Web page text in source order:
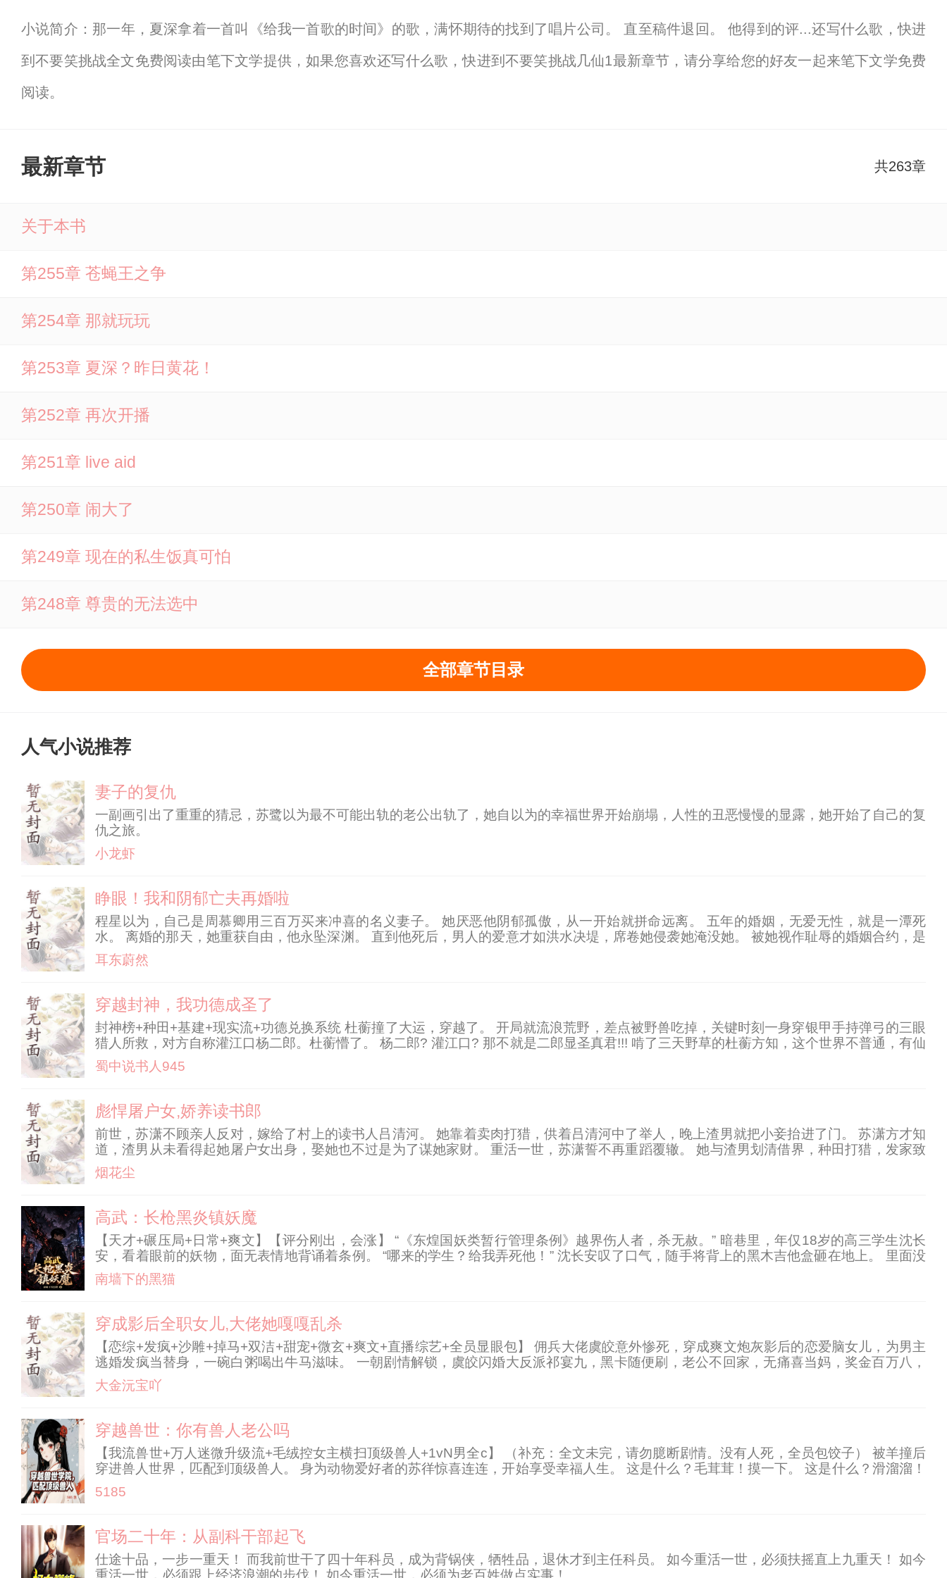
小说简介：那一年，夏深拿着一首叫《给我一首歌的时间》的歌，满怀期待的找到了唱片公司。 直至稿件退回。 他得到的评...还写什么歌，快进
到不要笑挑战全文免费阅读由笔下文学提供，如果您喜欢还写什么歌，快进到不要笑挑战几仙1最新章节，请分享给您的好友一起来笔下文学免费
阅读。
最新章节 共263章
关于本书
第255章 苍蝇王之争
第254章 那就玩玩
第253章 夏深？昨日黄花！
第252章 再次开播
第251章 live aid
第250章 闹大了
第249章 现在的私生饭真可怕
第248章 尊贵的无法选中
全部章节目录
人气小说推荐
妻子的复仇
一副画引出了重重的猜忌，苏鹭以为最不可能出轨的老公出轨了，她自以为的幸福世界开始崩塌，人性的丑恶慢慢的显露，她开始了自己的复
仇之旅。
小龙虾
睁眼！我和阴郁亡夫再婚啦
程星以为，自己是周慕卿用三百万买来冲喜的名义妻子。 她厌恶他阴郁孤傲，从一开始就拼命远离。 五年的婚姻，无爱无性，就是一潭死
水。 离婚的那天，她重获自由，他永坠深渊。 直到他死后，男人的爱意才如洪水决堤，席卷她侵袭她淹没她。 被她视作耻辱的婚姻合约，是
他唯一拿出手的爱慕。 重生回到五年前，她直接在结婚协议上加了个零。 她要救妹妹，要实现梦想，还有……救周慕卿的命，三千万不算
贵。 有人骂她自甘下贱
耳东蔚然
穿越封神，我功德成圣了
封神榜+种田+基建+现实流+功德兑换系统 杜蘅撞了大运，穿越了。 开局就流浪荒野，差点被野兽吃掉，关键时刻一身穿银甲手持弹弓的三眼
猎人所救，对方自称灌江口杨二郎。杜蘅懵了。 杨二郎? 灌江口? 那不就是二郎显圣真君!!! 啃了三天野草的杜蘅方知，这个世界不普通，有仙
神有妖魔，正值封神大战时期，凤鸣岐山，西岐崛起，商周国运衰落。 圣人以封神榜定气运，阐教截教斗法不断，天下大争之时，谁也不曾
落目于那小
蜀中说书人945
彪悍屠户女,娇养读书郎
前世，苏潇不顾亲人反对，嫁给了村上的读书人吕清河。 她靠着卖肉打猎，供着吕清河中了举人，晚上渣男就把小妾抬进了门。 苏潇方才知
道，渣男从未看得起她屠户女出身，娶她也不过是为了谋她家财。 重活一世，苏潇誓不再重蹈覆辙。 她与渣男划清借界，种田打猎，发家致
富，成为府城第一女富商。 前世欠袁相柳诸多恩情，苏潇在搞事业的同时只想顺便报个恩，不想却惹上情债。 说好再也不惹读书人，却还是
供着袁相柳一路从童生到
烟花尘
高武：长枪黑炎镇妖魔
【天才+碾压局+日常+爽文】【评分刚出，会涨】 “《东煌国妖类暂行管理条例》越界伤人者，杀无赦。” 暗巷里，年仅18岁的高三学生沈长
安，看着眼前的妖物，面无表情地背诵着条例。 “哪来的学生？给我弄死他！” 沈长安叹了口气，随手将背上的黑木吉他盒砸在地上。 里面没
有吉他，只有一杆重达百斤的漆黑双截枪。 什么省城天骄？什么千年大妖？什么滔天大魔？ 既然这长夜妖魔横行，规矩崩坏。 那我沈长安，
就以镇夜司
南墙下的黑猫
穿成影后全职女儿,大佬她嘎嘎乱杀
【恋综+发疯+沙雕+掉马+双洁+甜宠+微玄+爽文+直播综艺+全员显眼包】 佣兵大佬虞皎意外惨死，穿成爽文炮灰影后的恋爱脑女儿，为男主
逃婚发疯当替身，一碗白粥喝出牛马滋味。 一朝剧情解锁，虞皎闪婚大反派祁宴九，黑卡随便刷，老公不回家，无痛喜当妈，奖金百万八，
这泼天的富贵儿，她接住了！ 只是反派老公他不是“单身”，十七岁大娃叛逆到跟狗打架，四岁龙凤二娃三娃作精到找猫碰瓷。反派老公手捏佛
珠，嘴毒心狠，一
大金沅宝吖
穿越兽世：你有兽人老公吗
【我流兽世+万人迷微升级流+毛绒控女主横扫顶级兽人+1vN男全c】 （补充：全文未完，请勿臆断剧情。没有人死，全员包饺子） 被羊撞后
穿进兽人世界，匹配到顶级兽人。 身为动物爱好者的苏徉惊喜连连，开始享受幸福人生。 这是什么？毛茸茸！摸一下。 这是什么？滑溜溜！
摸一下。 ……变成人？ 算了，也摸一下！ - 兽人把自己的另一半称为【驯养师】。 即为能够驯服他们、抚慰他们的人。 是兽人们一生渴求的
存在。 但不是所有兽人都相信自己能够拥有，越高等级越是如此。 直到那个人出现—— 冷静自持的会长弯唇轻笑：你可以随意使用我。 矜贵
转恋爱，正常畸形都有，上桌与否看后续表现，无脑玛丽苏没有内涵没有立意。
5185
官场二十年：从副科干部起飞
仕途十品，一步一重天！ 而我前世干了四十年科员，成为背锅侠，牺牲品，退休才到主任科员。 如今重活一世，必须扶摇直上九重天！ 如今
重活一世，必须跟上经济浪潮的步伐！ 如今重活一世，必须为老百姓做点实事！